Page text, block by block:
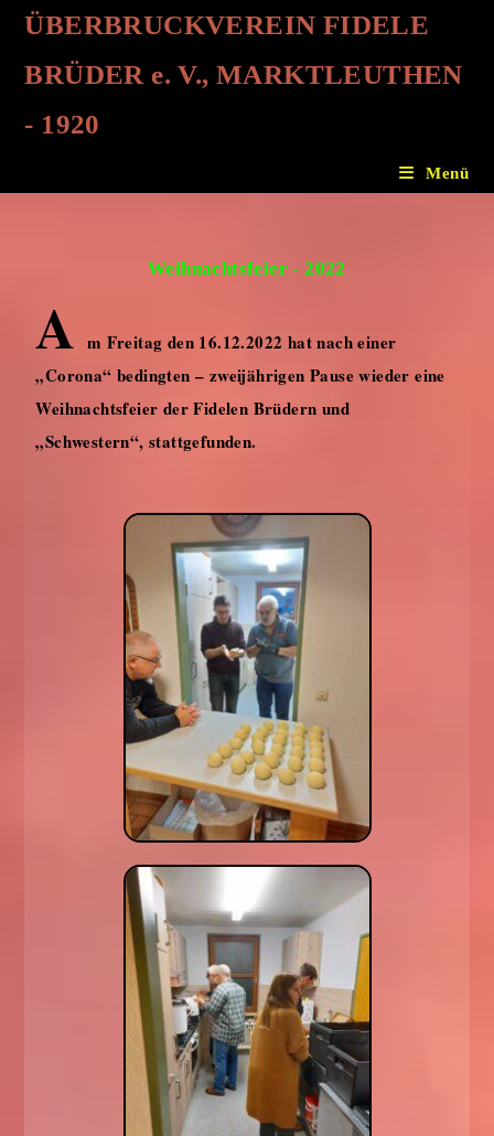
ÜBERBRUCKVEREIN FIDELE
BRÜDER e. V., MARKTLEUTHEN
- 1920
Menü
Weihnachtsfeier - 2022
A m Freitag den 16.12.2022 hat nach einer
„Corona“ bedingten – zweijährigen Pause wieder eine
Weihnachtsfeier der Fidelen Brüdern und
„Schwestern“, stattgefunden.